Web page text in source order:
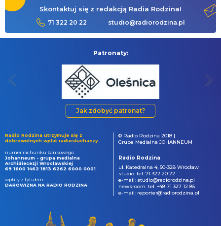
Skontaktuj się z redakcją Radia Rodzina!
71 322 20 22 studio@radiorodzina.pl
Patronaty:
Jak zdobyć patronat?
Radio Rodzina utrzymuje się z
dobrowolnych wpłat radiosłuchaczy.
numer rachunku bankowego:
Johanneum - grupa medialna
Archidiecezji Wrocławskiej
69 1600 1462 1813 6262 6000 0001
wpłaty z tytułem:
DAROWIZNA NA RADIO RODZINA
© Radio Rodzina 2018 |
Grupa Medialna JOHANNEUM
Radio Rodzina
ul. Katedralna 4, 50-328 Wrocław
studio: tel. 71 322 20 22
e-mail: studio@radiorodzina.pl
newsroom: tel. +48 71 327 12 85
e-mail: reporter@radiorodzina.pl